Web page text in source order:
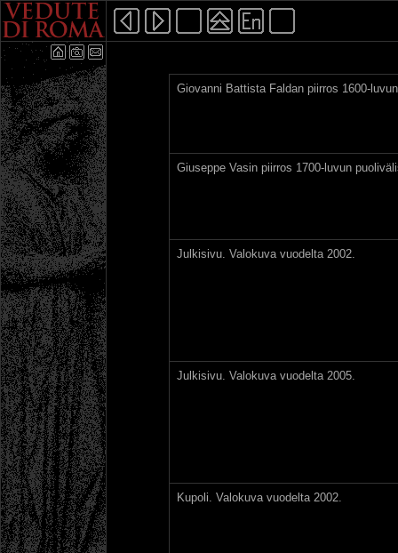
Giovanni Battista Faldan piirros 1600-
Giuseppe Vasin piirros 1700-luvun
Julkisivu. Valokuva vuodelta 2002.
Julkisivu. Valokuva vuodelta 2005.
Kupoli. Valokuva vuodelta 2002.